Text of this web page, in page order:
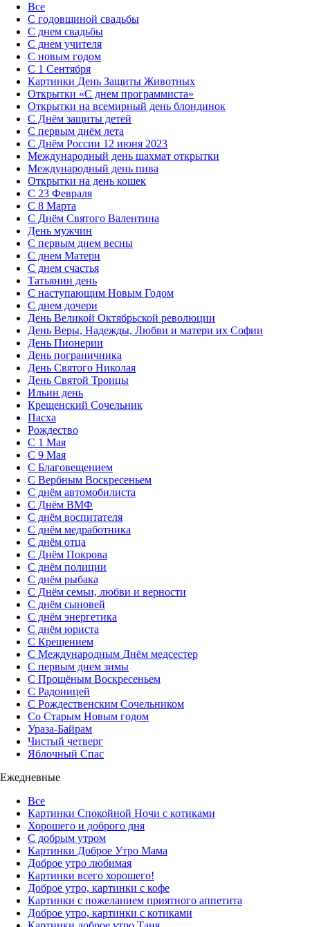
Все
С годовщиной свадьбы
С днем свадьбы
С днем учителя
С новым годом
С 1 Сентября
Картинки День Защиты Животных
Открытки «‎С днем программиста»‎
Открытки на всемирный день блондинок
С Днём защиты детей
С первым днём лета
С Днём России 12 июня 2023
Международный день шахмат открытки
Международный день пива
Открытки на день кошек
С 23 Февраля
С 8 Марта
С Днём Святого Валентина
День мужчин
С первым днем весны
С днем Матери
C днем счастья
Татьянин день
C наступающим Новым Годом
C днем дочери
День Великой Октябрьской революции
День Веры, Надежды, Любви и матери их Софии
День Пионерии
День пограничника
День Святого Николая
День Святой Троицы
Ильин день
Крещенский Сочельник
Пасха
Рождество
С 1 Мая
С 9 Мая
С Благовещением
С Вербным Воскресеньем
С днём автомобилиста
С Днём ВМФ
С днём воспитателя
С днём медработника
С днём отца
С Днём Покрова
С днём полиции
С днём рыбака
С Днём семьи, любви и верности
С днём сыновей
С днём энергетика
С днём юриста
С Крещением
С Международным Днём медсестер
С первым днем зимы
С Прощёным Воскресеньем
С Радоницей
С Рождественским Сочельником
Со Старым Новым годом
Ураза-Байрам
Чистый четверг
Яблочный Спас
Ежедневные
Все
Картинки Спокойной Ночи с котиками
Хорошего и доброго дня
С добрым утром
Картинки Доброе Утро Мама
Доброе утро любимая
Картинки всего хорошего!
Доброе утро, картинки с кофе
Картинки с пожеланием приятного аппетита
Доброе утро, картинки с котиками